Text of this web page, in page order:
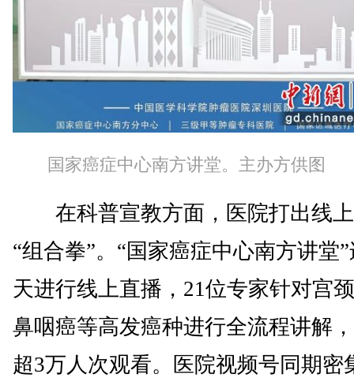
国家癌症中心南方讲堂。主办方供图
在科普宣教方面，医院打出线
“组合拳”。“国家癌症中心南方讲堂
天进行线上直播，21位专家针对宫
鼻咽癌等高发癌种进行全流程讲解
超3万人次观看。医院视频号同期密